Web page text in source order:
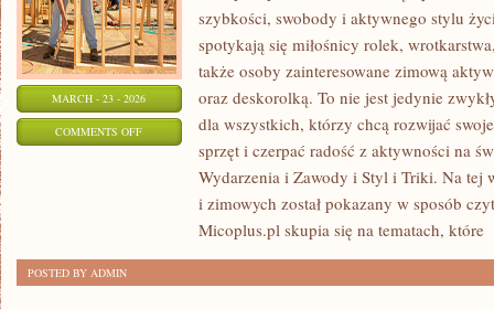
MARCH - 23 - 2026
COMMENTS OFFON
szybkości, swobody i aktywnego stylu
spotykają się miłośnicy rolek,
także osoby zainteresowane zimową
oraz deskorolką. To nie jest jedynie
dla wszystkich, którzy chcą rozwijać
sprzęt i czerpać radość z aktywności na
Wydarzenia i Zawody i Styl i Triki. Na tej
i zimowych został pokazany w sposób
Micoplus.pl skupia się na tematach, które
POSTED BY ADMIN